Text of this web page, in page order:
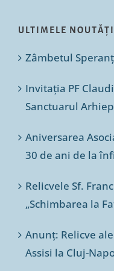
ULTIMELE NOUTĂȚI
Zâmbetul
Invitația PF
Sanctuarul
Aniversarea
30 de ani de la
Relicvele Sf.
„Schimbarea la
Anunț: Relicve
Assisi la Cluj-